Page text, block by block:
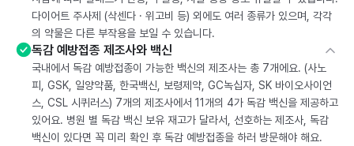
다이어트 주사제 (삭센다 · 위고비 등) 외에도 여러 종류가 있으며, 각각
의 약물은 다른 부작용을 보일 수 있습니다.
독감 예방접종 제조사와 백신
국내에서 독감 예방접종이 가능한 백신의 제조사는 총 7개에요. (사노
피, GSK, 일양약품, 한국백신, 보령제약, GC녹십자, SK 바이오사이언
스, CSL 시퀴러스) 7개의 제조사에서 11개의 4가 독감 백신을 제공하고
있어요. 병원 별 독감 백신 보유 재고가 달라서, 선호하는 제조사, 독감
백신이 있다면 꼭 미리 확인 후 독감 예방접종을 하러 방문해야 해요.